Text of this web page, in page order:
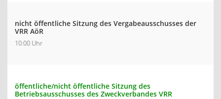
nicht öffentliche Sitzung des Vergabeausschusses der
VRR AöR
10:00 Uhr
öffentliche/nicht öffentliche Sitzung des
Betriebsausschusses des Zweckverbandes VRR